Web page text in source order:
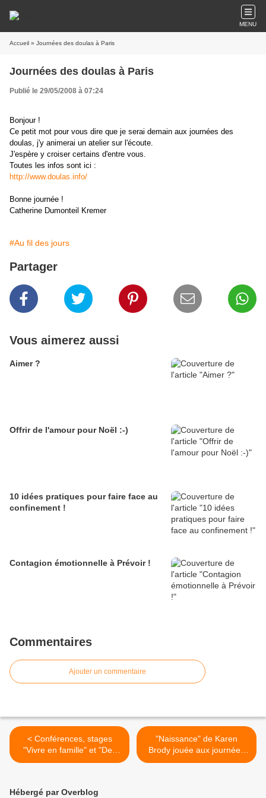
MENU
Accueil » Journées des doulas à Paris
Journées des doulas à Paris
Publié le 29/05/2008 à 07:24
Bonjour !
Ce petit mot pour vous dire que je serai demain aux journées des
doulas, j'y animerai un atelier sur l'écoute.
J'espère y croiser certains d'entre vous.
Toutes les infos sont ici :
http://www.doulas.info/
Bonne journée !
Catherine Dumonteil Kremer
#Au fil des jours
Partager
Vous aimerez aussi
Aimer ?
Offrir de l'amour pour Noël :-)
10 idées pratiques pour faire face au
confinement !
Contagion émotionnelle à Prévoir !
Commentaires
Ajouter un commentaire
< Conférences, stages
"Vivre en famille" et "Des
clés pour se comprendre"
"Naissance" de Karen
Brody jouée aux journées
des doulas >
Hébergé par Overblog